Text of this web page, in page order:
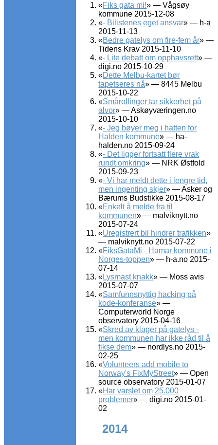
«Fiks gata mi!» — Vågsøy
kommune 2015-12-08
«- Bilistenes eget ansvar» — h-a
2015-11-13
«Bedre gatelys om fire-fem år» —
Tidens Krav 2015-11-10
«- Lite debatt om opphavsrett» —
digi.no 2015-10-29
«Dette Melbu-kartet bør
tapetseres nå» — 8445 Melbu
2015-10-22
«Smårollinger tar sikkerhet på
alvor» — Askøyværingen.no
2015-10-10
«- Jeg bøyer meg i hatten for
Halden kommune» — ha-
halden.no 2015-09-24
«- Det ligger fortsatt flere vrak
rundt omkring» — NRK Østfold
2015-09-23
«- Vi har meldt dette i lengre tid,
men ingenting skjer» — Asker og
Bærums Budstikke 2015-08-17
«Enkelt å melde fra til
kommunen» — malviknytt.no
2015-07-24
«Uregistrert bil hindrer trafikken»
— malviknytt.no 2015-07-22
«FiksGataMi - Hamar kommune i
Norges-toppen» — h-a.no 2015-
07-14
«Lysmast knakk» — Moss avis
2015-07-07
«Samfunnsnyttig hacking på
kode-konferanse» —
Computerworld Norge
observatory 2015-04-16
«Skred av klager på gatelys -
men kommunen har ikke råd til å
fikse dem» — nordlys.no 2015-
02-25
«Volunteers add mobile to
Norway's FixMyStreet» — Open
source observatory 2015-01-07
«Har varslet om 25.000
problemer» — digi.no 2015-01-
02
2014